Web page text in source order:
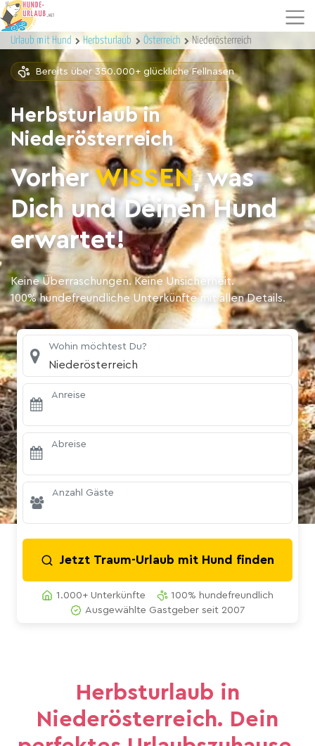
Urlaub mit Hund Herbsturlaub Österreich Niederösterreich
Bereits über 350.000+ glückliche Fellnasen
Herbsturlaub in
Niederösterreich
VorherWISSEN, was
Dich und Deinen Hund
erwartet!
Keine Überraschungen. Keine Unsicherheit.
100% hundefreundliche Unterkünfte mit allen Details.
Wohin möchtest Du?
Niederösterreich
Anreise
Abreise
Anzahl Gäste
Jetzt Traum-Urlaub mit Hund finden
1.000+ Unterkünfte
100% hundefreundlich
Ausgewählte Gastgeber seit 2007
Herbsturlaub in
Niederösterreich. Dein